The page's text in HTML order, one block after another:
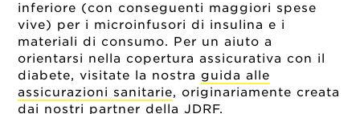
inferiore (con conseguenti maggiori spese
vive) per i microinfusori di insulina e i
materiali di consumo. Per un aiuto a
orientarsi nella copertura assicurativa con il
diabete, visitate la nostra guida alle
assicurazioni sanitarie, originariamente creata
dai nostri partner della JDRF.